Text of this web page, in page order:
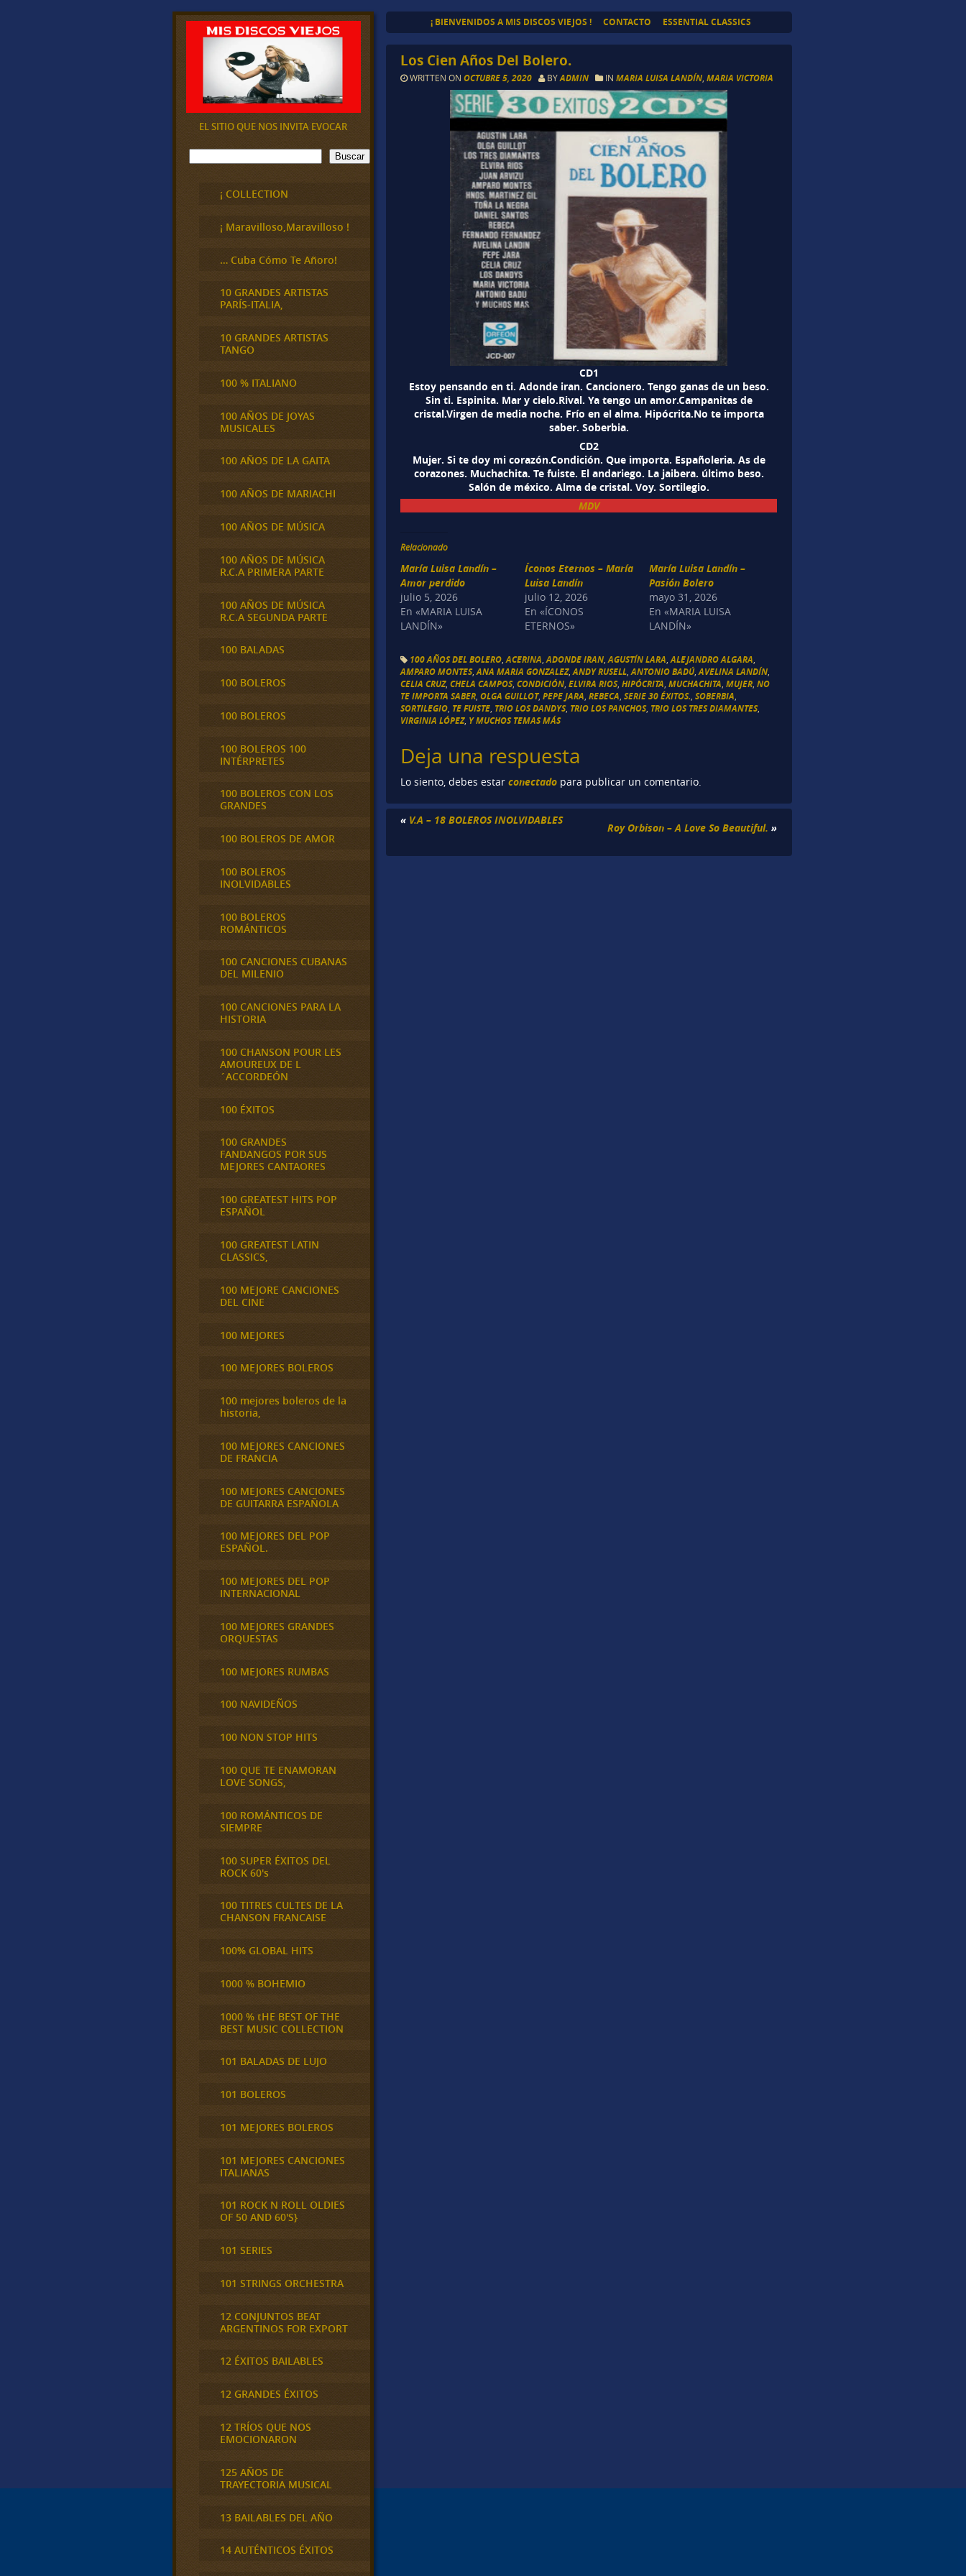
¡ BIENVENIDOS A MIS DISCOS VIEJOS ! CONTACTO ESSENTIAL CLASSICS
Los Cien Años Del Bolero.
WRITTEN ONOCTUBRE 5, 2020 BYADMIN INMARIA LUISA LANDÍN ,MARIA VICTORIA
CD1
Estoy pensando en ti. Adonde iran. Cancionero. Tengo ganas de un beso.
Sin ti. Espinita. Mar y cielo.Rival. Ya tengo un amor.Campanitas de
cristal.Virgen de media noche. Frío en el alma. Hipócrita.No te importa
saber. Soberbia.
CD2
Mujer. Si te doy mi corazón.Condición. Que importa. Españoleria. As de
corazones. Muchachita. Te fuiste. El andariego. La jaibera. último beso.
Salón de méxico. Alma de cristal. Voy. Sortilegio.
MDV
Relacionado
María Luisa Landín –
Amor perdido
julio 5, 2026
En «MARIA LUISA
LANDÍN»
Íconos Eternos – María
Luisa Landín
julio 12, 2026
En «ÍCONOS
ETERNOS»
María Luisa Landín –
Pasión Bolero
mayo 31, 2026
En «MARIA LUISA
LANDÍN»
100 AÑOS DEL BOLERO ,ACERINA ,ADONDE IRAN ,AGUSTÍN LARA ,ALEJANDRO ALGARA
AMPARO MONTES,ANA MARIA GONZALEZ,ANDY RUSELL ,ANTONIO BADÚ,AVELINA LANDÍN
CELIA CRUZ,CHELA CAMPOS,CONDICIÓN ,ELVIRA RIOS,HIPÓCRITA ,MUCHACHITA ,MUJER ,NO
TE IMPORTA SABER ,OLGA GUILLOT,PEPE JARA ,REBECA ,SERIE 30 ÉXITOS. ,SOBERBIA
SORTILEGIO TE FUISTE TRIO LOS DANDYS, TRIO LOS PANCHOS, TRIO LOS TRES DIAMANTES,
VIRGINIA LÓPEZ, Y MUCHOS TEMAS MÁS
Deja una respuesta
Lo siento, debes estarconectado para publicar un comentario.
« V.A – 18 BOLEROS INOLVIDABLES
Roy Orbison – A Love So Beautiful. »
EL SITIO QUE NOS INVITA EVOCAR
B
u
Buscar
¡ COLLECTION
¡ Maravilloso,Maravilloso !
… Cuba Cómo Te Añoro!
10 GRANDES ARTISTAS
PARÍS-ITALIA,
10 GRANDES ARTISTAS
TANGO
100 % ITALIANO
100 AÑOS DE JOYAS
MUSICALES
100 AÑOS DE LA GAITA
100 AÑOS DE MARIACHI
100 AÑOS DE MÚSICA
100 AÑOS DE MÚSICA
R.C.A PRIMERA PARTE
100 AÑOS DE MÚSICA
R.C.A SEGUNDA PARTE
100 BALADAS
100 BOLEROS
100 BOLEROS
100 BOLEROS 100
INTÉRPRETES
100 BOLEROS CON LOS
GRANDES
100 BOLEROS DE AMOR
100 BOLEROS
INOLVIDABLES
100 BOLEROS
ROMÁNTICOS
100 CANCIONES CUBANAS
DEL MILENIO
100 CANCIONES PARA LA
HISTORIA
100 CHANSON POUR LES
AMOUREUX DE L
´ACCORDEÓN
100 ÉXITOS
100 GRANDES
FANDANGOS POR SUS
MEJORES CANTAORES
100 GREATEST HITS POP
ESPAÑOL
100 GREATEST LATIN
CLASSICS,
100 MEJORE CANCIONES
DEL CINE
100 MEJORES
100 MEJORES BOLEROS
100 mejores boleros de la
historia,
100 MEJORES CANCIONES
DE FRANCIA
100 MEJORES CANCIONES
DE GUITARRA ESPAÑOLA
100 MEJORES DEL POP
ESPAÑOL.
100 MEJORES DEL POP
INTERNACIONAL
100 MEJORES GRANDES
ORQUESTAS
100 MEJORES RUMBAS
100 NAVIDEÑOS
100 NON STOP HITS
100 QUE TE ENAMORAN
LOVE SONGS,
100 ROMÁNTICOS DE
SIEMPRE
100 SUPER ÉXITOS DEL
ROCK 60's
100 TITRES CULTES DE LA
CHANSON FRANCAISE
100% GLOBAL HITS
1000 % BOHEMIO
1000 % tHE BEST OF THE
BEST MUSIC COLLECTION
101 BALADAS DE LUJO
101 BOLEROS
101 MEJORES BOLEROS
101 MEJORES CANCIONES
ITALIANAS
101 ROCK N ROLL OLDIES
OF 50 AND 60'S}
101 SERIES
101 STRINGS ORCHESTRA
12 CONJUNTOS BEAT
ARGENTINOS FOR EXPORT
12 ÉXITOS BAILABLES
12 GRANDES ÉXITOS
12 TRÍOS QUE NOS
EMOCIONARON
125 AÑOS DE
TRAYECTORIA MUSICAL
13 BAILABLES DEL AÑO
14 AUTÉNTICOS ÉXITOS